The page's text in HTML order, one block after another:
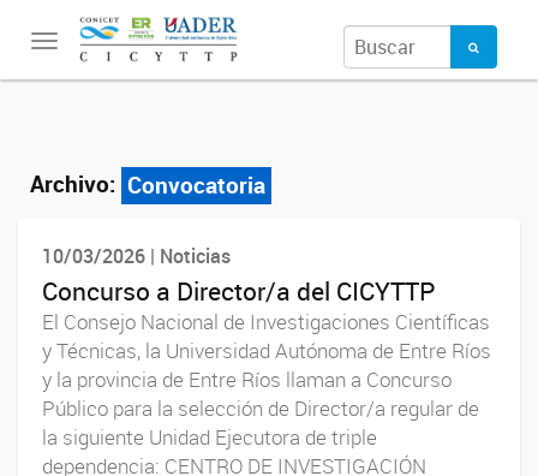
Toggle
navigation
Archivo: Convocatoria
10/03/2026 | Noticias
Concurso a Director/a del CICYTTP
El Consejo Nacional de Investigaciones Científicas
y Técnicas, la Universidad Autónoma de Entre Ríos
y la provincia de Entre Ríos llaman a Concurso
Público para la selección de Director/a regular de
la siguiente Unidad Ejecutora de triple
dependencia: CENTRO DE INVESTIGACIÓN